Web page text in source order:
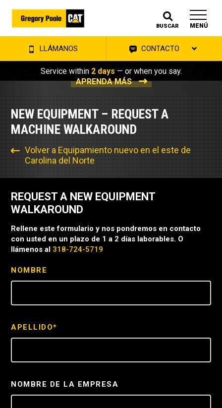
BUSCAR MENÚ
LLÁMANOS CONTACTO
Service within 2 days — or when you say.
APRENDA MÁS
NEW EQUIPMENT – REQUEST A
MACHINE WALKAROUND
Volver a Equipamiento nuevo en el este de
Carolina del Norte
REQUEST A NEW EQUIPMENT
WALKAROUND
Rellene este formulario y nos pondremos en contacto
con usted en un plazo de 1 a 2 días laborables. O
llámenos al 318-724-5719
NOMBRE
APELLIDO*
NOMBRE DE LA EMPRESA